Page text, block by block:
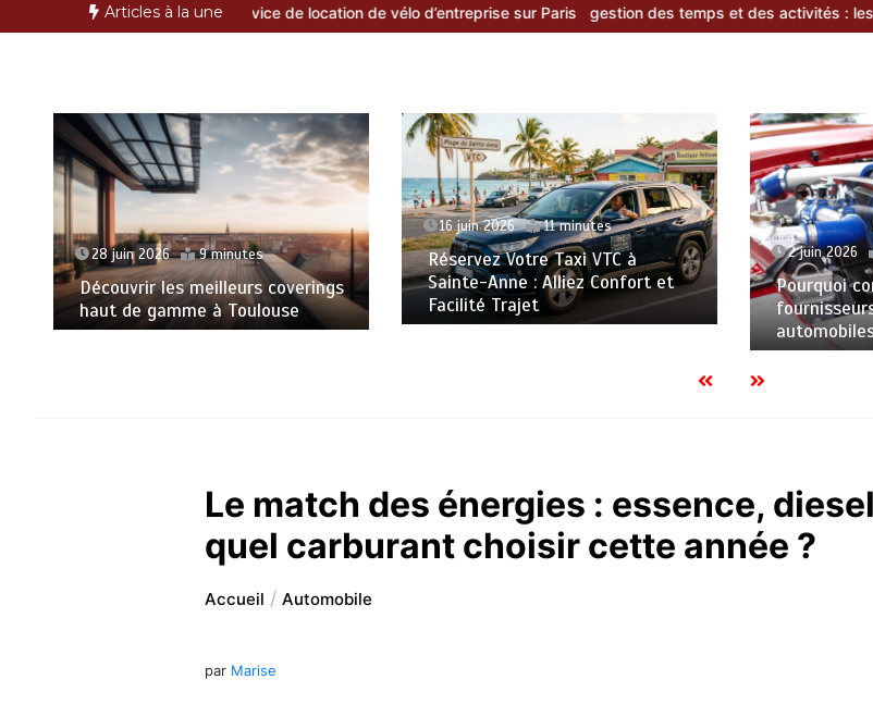
Articles à la une
un service de location de vélo d’entreprise sur Paris gestion des temps et des activités : les avantages d’un
28 juin 2026 9 minutes
Découvrir les meilleurs coverings
haut de gamme à Toulouse
16 juin 2026 11 minutes
Réservez Votre Taxi VTC à
Sainte-Anne : Alliez Confort et
Facilité Trajet
2 juin 2026
Pourquoi
Le match des énergies : essence,
quel carburant choisir cette année ?
Accueil Automobile
par Marise